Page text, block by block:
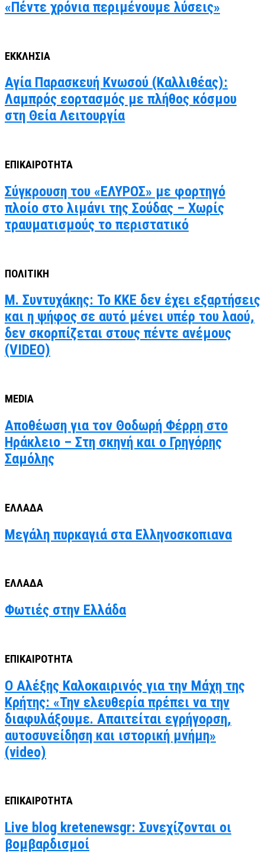
«Πέντε χρόνια περιμένουμε λύσεις»
ΕΚΚΛΗΣΙΑ
Αγία Παρασκευή Κνωσού (Καλλιθέας):
Λαμπρός εορτασμός με πλήθος κόσμου
στη Θεία Λειτουργία
ΕΠΙΚΑΙΡΟΤΗΤΑ
Σύγκρουση του «ΕΛΥΡΟΣ» με φορτηγό
πλοίο στο λιμάνι της Σούδας – Χωρίς
τραυματισμούς το περιστατικό
ΠΟΛΙΤΙΚΗ
Μ. Συντυχάκης: Το ΚΚΕ δεν έχει εξαρτήσεις
και η ψήφος σε αυτό μένει υπέρ του λαού,
δεν σκορπίζεται στους πέντε ανέμους
(VIDEO)
MEDIA
Αποθέωση για τον Θοδωρή Φέρρη στο
Ηράκλειο – Στη σκηνή και ο Γρηγόρης
Σαμόλης
ΕΛΛΑΔΑ
Μεγάλη πυρκαγιά στα Ελληνοσκοπιανα
ΕΛΛΑΔΑ
Φωτιές στην Ελλάδα
ΕΠΙΚΑΙΡΟΤΗΤΑ
Ο Αλέξης Καλοκαιρινός για την Μάχη της
Κρήτης: «Την ελευθερία πρέπει να την
διαφυλάξουμε. Απαιτείται εγρήγορση,
αυτοσυνείδηση και ιστορική μνήμη»
(video)
ΕΠΙΚΑΙΡΟΤΗΤΑ
Live blog kretenewsgr: Συνεχίζονται οι
βομβαρδισμοί